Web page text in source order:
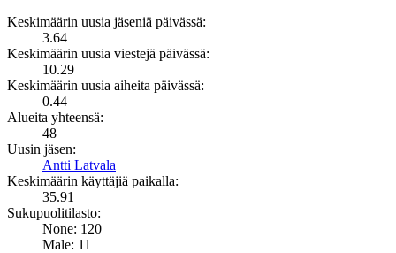
Keskimäärin uusia jäseniä päivässä:
3.64
Keskimäärin uusia viestejä päivässä:
10.29
Keskimäärin uusia aiheita päivässä:
0.44
Alueita yhteensä:
48
Uusin jäsen:
Antti Latvala
Keskimäärin käyttäjiä paikalla:
35.91
Sukupuolitilasto:
None: 120
Male: 11